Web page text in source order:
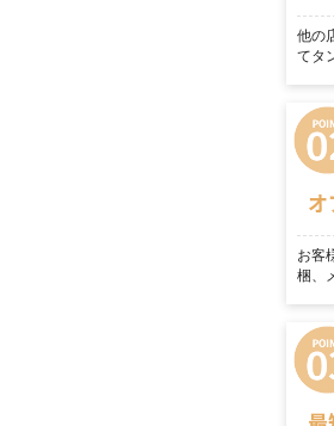
他の
てタ
お客
梱、